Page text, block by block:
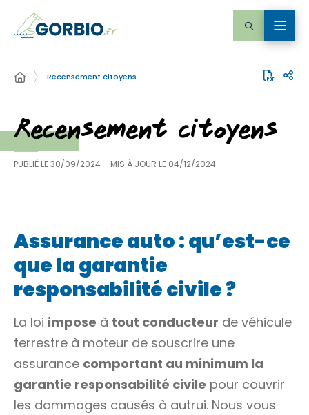
Recensement citoyens
Recensement citoyens
PUBLIÉ LE30/09/2024 – MIS À JOUR LE 04/12/2024
Assurance auto : qu’est-ce
que la garantie
responsabilité civile ?
La loi impose à tout conducteur de véhicule
terrestre à moteur de souscrire une
assurance comportant au minimum la
garantie responsabilité civile pour couvrir
les dommages causés à autrui. Nous vous